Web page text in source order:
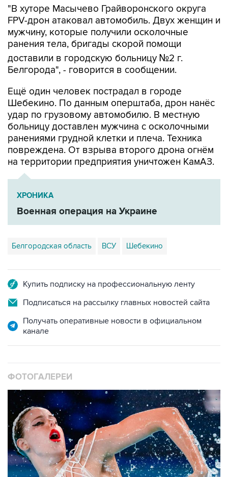
"В хуторе Масычево Грайворонского округа
FPV-дрон атаковал автомобиль. Двух женщин и
мужчину, которые получили осколочные
ранения тела, бригады скорой помощи
доставили в городскую больницу №2 г.
Белгорода", - говорится в сообщении.
Ещё один человек пострадал в городе
Шебекино. По данным оперштаба, дрон нанёс
удар по грузовому автомобилю. В местную
больницу доставлен мужчина с осколочными
ранениями грудной клетки и плеча. Техника
повреждена. От взрыва второго дрона огнём
на территории предприятия уничтожен КамАЗ.
ХРОНИКА
Военная операция на Украине
Белгородская область ВСУ Шебекино
Купить подписку на профессиональную ленту
Подписаться на рассылку главных новостей сайта
Получать оперативные новости в официальном
канале
ФОТОГАЛЕРЕИ